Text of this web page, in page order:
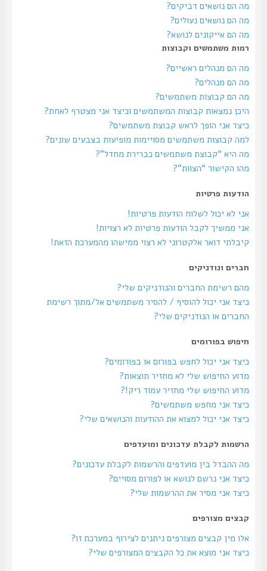
מה הם נושאים דביקים?
מה הם נושאים נעולים?
מה הם אייקונים לנושא?
רמות משתמשים וקבוצות
מה הם מנהלים ראשיים?
מה הם מנהלים?
מה הם קבוצות משתמשים?
היכן נמצאות קבוצות המשתמשים וכיצד אני מצטרף לאחת?
כיצד אני הופך לראש קבוצת משתמשים?
למה קבוצות משתמשים מסויימות מופיעות בצבעים שונים?
מה היא “קבוצת משתמשים כברירת מחדל”?
מהו הקישור “הצוות”?
הודעות פרטיות
אני לא יכול לשלוח הודעות פרטיות!
אני ממשיך לקבל הודעות פרטיות לא רצויות!
קיבלתי דואר אלקטרוני לא רצוי ממישהו מהמערכת הזאת!
חברים ונודניקים
מהם רשימת החברים והנודניקים שלי?
כיצד אני יכול להוסיף / להסיר משתמשים אל/מתוך רשימת
החברים או הנודניקים שלי?
חיפוש בפורומים
כיצד אני יכול לחפש בפורום או בפורומים?
מדוע החיפוש שלי לא מחזיר תוצאות?
מדוע החיפוש שלי מחזיר עמוד ריק!?
כיצד אני מחפש משתמשים?
כיצד אני יכול למצוא את ההודעות והנושאים שלי?
הרשמות לקבלת עדכונים ומועדפים
מה ההבדל בין מועדפים והרשמות לקבלת עדכונים?
כיצד אני נרשם לנושא או לפורום מסויים?
כיצד אני מסיר את ההרשמות שלי?
קבצים מצורפים
אלו מין קבצים מצורפים ניתנים לצירוף במערכת זו?
כיצד אני מוצא את כל הקבצים המצורפים שלי?